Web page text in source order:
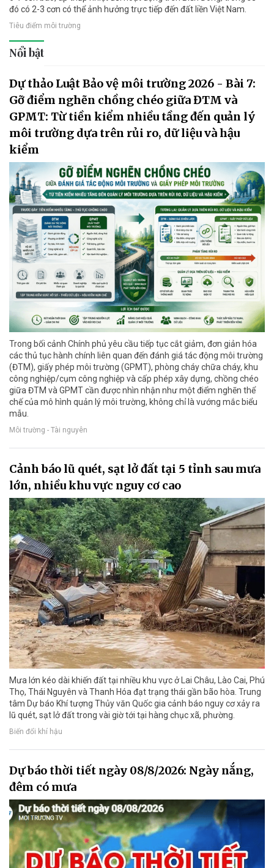
đó có 2-3 cơn có thể ảnh hưởng trực tiếp đến đất liền Việt Nam.
Tiêu điểm môi trường
Nổi bật
Dự thảo Luật Bảo vệ môi trường 2026 - Bài 7:
Gỡ điểm nghẽn chồng chéo giữa ĐTM và
GPMT: Từ tiền kiểm nhiều tầng đến quản lý
môi trường dựa trên rủi ro, dữ liệu và hậu
kiểm
Trong bối cảnh Chính phủ yêu cầu tiếp tục cắt giảm, đơn giản hóa
các thủ tục hành chính liên quan đến đánh giá tác động môi trường
(ĐTM), giấy phép môi trường (GPMT), phòng cháy chữa cháy, khu
công nghiệp/cụm công nghiệp và cấp phép xây dựng, chồng chéo
giữa ĐTM và GPMT cần được nhìn nhận như một điểm nghẽn thể
chế của mô hình quản lý môi trường, không chỉ là vướng mắc biểu
mẫu.
Môi trường - Tài nguyên
Cảnh báo lũ quét, sạt lở đất tại 5 tỉnh sau mưa
lớn, nhiều khu vực nguy cơ cao
Mưa lớn kéo dài khiến đất tại nhiều khu vực ở Lai Châu, Lào Cai, Phú
Thọ, Thái Nguyên và Thanh Hóa đạt trạng thái gần bão hòa. Trung
tâm Dự báo Khí tượng Thủy văn Quốc gia cảnh báo nguy cơ xảy ra
lũ quét, sạt lở đất trong vài giờ tới tại hàng chục xã, phường.
Biến đổi khí hậu
Dự báo thời tiết ngày 08/8/2026: Ngày nắng,
đêm có mưa